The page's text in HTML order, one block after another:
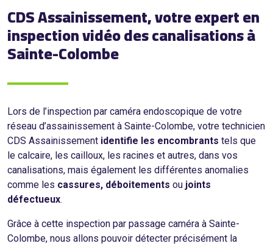
CDS Assainissement, votre expert en
inspection vidéo des canalisations à
Sainte-Colombe
Lors de l’inspection par caméra endoscopique de votre
réseau d’assainissement à Sainte-Colombe, votre technicien
CDS Assainissement identifie les encombrants tels que
le calcaire, les cailloux, les racines et autres, dans vos
canalisations, mais également les différentes anomalies
comme les cassures, déboitements ou joints
défectueux.
Grâce à cette inspection par passage caméra à Sainte-
Colombe, nous allons pouvoir détecter précisément la